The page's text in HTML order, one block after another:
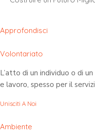
Approfondisci
Volontariato
L’atto di un individuo o di
e lavoro, spesso per il
Unisciti A Noi
Ambiente